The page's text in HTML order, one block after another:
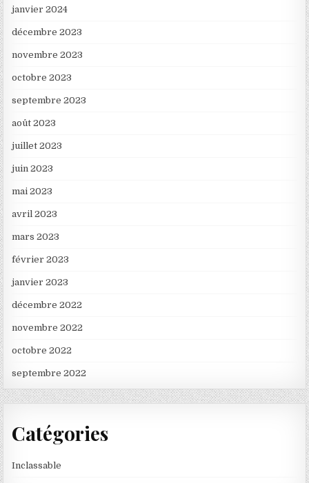
janvier 2024
décembre 2023
novembre 2023
octobre 2023
septembre 2023
août 2023
juillet 2023
juin 2023
mai 2023
avril 2023
mars 2023
février 2023
janvier 2023
décembre 2022
novembre 2022
octobre 2022
septembre 2022
Catégories
Inclassable